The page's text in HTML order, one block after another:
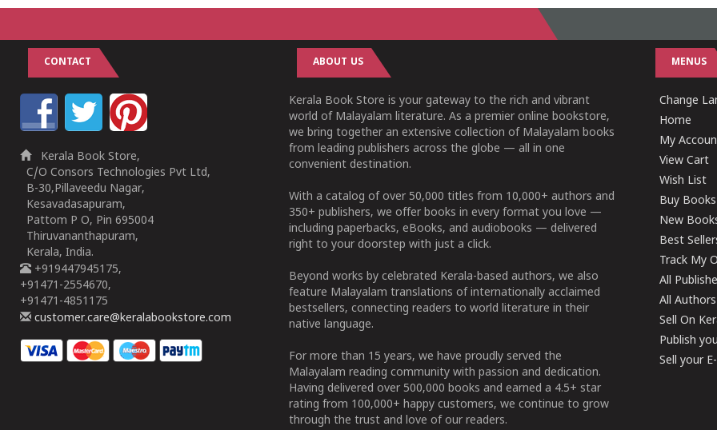
CONTACT
Kerala Book Store,
C/O Consors Technologies Pvt Ltd,
B-30,Pillaveedu Nagar,
Kesavadasapuram,
Pattom P O, Pin 695004
Thiruvananthapuram,
Kerala, India.
+919447945175,
+91471-2554670,
+91471-4851175
customer.care@keralabookstore.com
ABOUT US
Kerala Book Store is your gateway to the rich and vibrant
world of Malayalam literature. As a premier online bookstore,
we bring together an extensive collection of Malayalam books
from leading publishers across the globe — all in one
convenient destination.
With a catalog of over 50,000 titles from 10,000+ authors and
350+ publishers, we offer books in every format you love —
including paperbacks, eBooks, and audiobooks — delivered
right to your doorstep with just a click.
Beyond works by celebrated Kerala-based authors, we also
feature Malayalam translations of internationally acclaimed
bestsellers, connecting readers to world literature in their
native language.
For more than 15 years, we have proudly served the
Malayalam reading community with passion and dedication.
Having delivered over 500,000 books and earned a 4.5+ star
rating from 100,000+ happy customers, we continue to grow
through the trust and love of our readers.
MENUS
Change
Home
My
View Cart
Wish List
Buy Books
New
Best
Track My
All
All Authors
Sell On
Publish
Sell your